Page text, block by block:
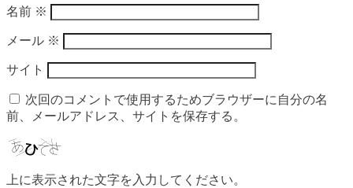
名前 ※
メール ※
サイト
次回のコメントで使用するためブラウザーに自分の名
前、メールアドレス、サイトを保存する。
上に表示された文字を入力してください。